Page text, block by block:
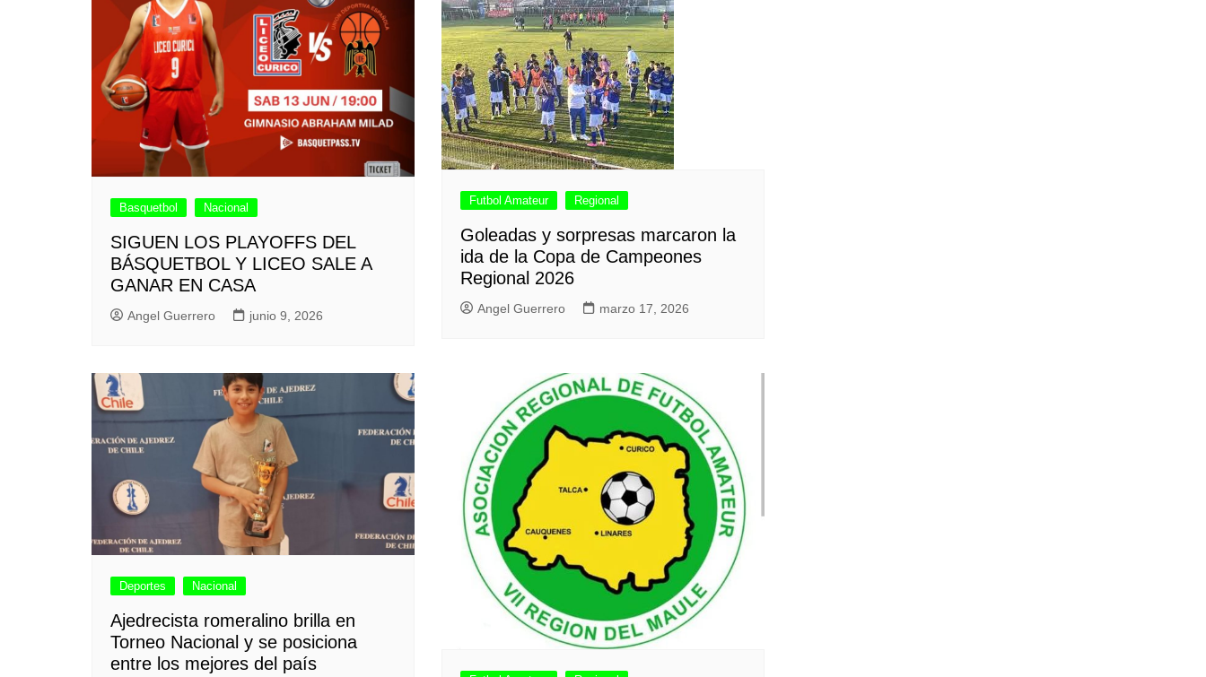
Basquetbol Nacional
SIGUEN LOS PLAYOFFS DEL
BÁSQUETBOL Y LICEO SALE A
GANAR EN CASA
Angel Guerrero junio 9, 2026
Futbol Amateur Regional
Goleadas y sorpresas marcaron la
ida de la Copa de Campeones
Regional 2026
Angel Guerrero marzo 17, 2026
Deportes Nacional
Ajedrecista romeralino brilla en
Torneo Nacional y se posiciona
entre los mejores del país